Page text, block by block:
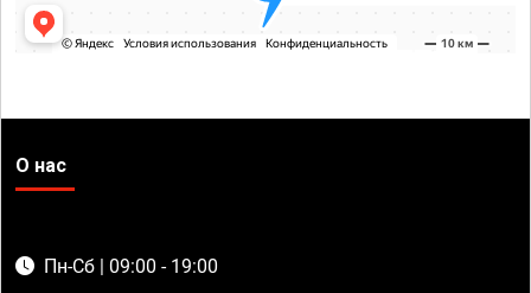
О нас
Пн-Сб | 09:00 - 19:00